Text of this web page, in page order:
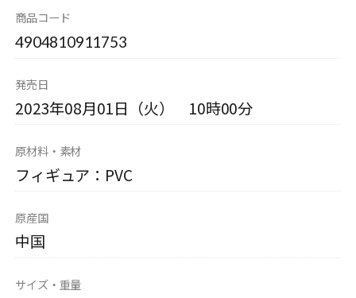
商品コード
4904810911753
発売日
2023年08月01日（火） 10時00分
原材料・素材
フィギュア：PVC
原産国
中国
サイズ・重量